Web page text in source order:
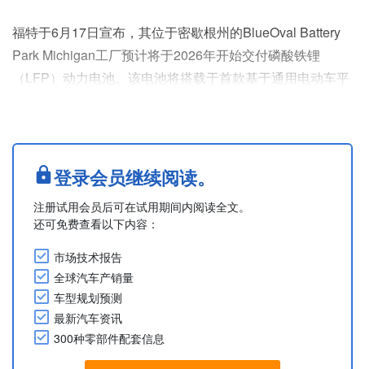
福特于6月17日宣布，其位于密歇根州的BlueOval Battery
Park Michigan工厂预计将于2026年开始交付磷酸铁锂
（LFP）动力电池。该电池将搭载于首款基于通用电动车平
工作的重要里程碑。目前，工厂员工已完成了从浆料制备、
涂层、化成、老化到最终检测的LFP方形电芯全流程成品组
装作业，正在为....
登录会员继续阅读。
注册试用会员后可在试用期间内阅读全文。
还可免费查看以下内容：
市场技术报告
全球汽车产销量
车型规划预测
最新汽车资讯
300种零部件配套信息